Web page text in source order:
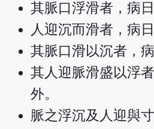
其脈口浮滑者，病日
人迎沉而滑者，病日
其脈口滑以沉者，
其人迎脈滑盛以浮
外。
脈之浮沉及人迎與